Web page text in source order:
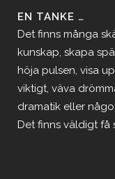
EN TANKE …
Det finns många
kunskap, skapa
höja pulsen, visa
viktigt, väva
dramatik eller
Det finns väldigt få